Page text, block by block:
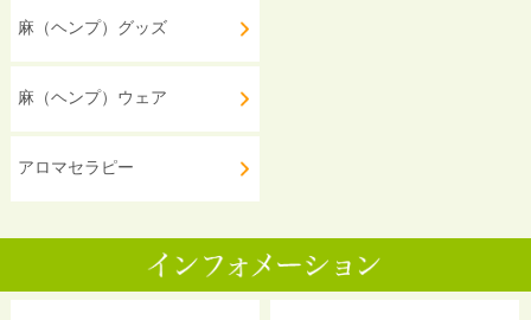
麻（ヘンプ）グッズ
麻（ヘンプ）ウェア
アロマセラピー